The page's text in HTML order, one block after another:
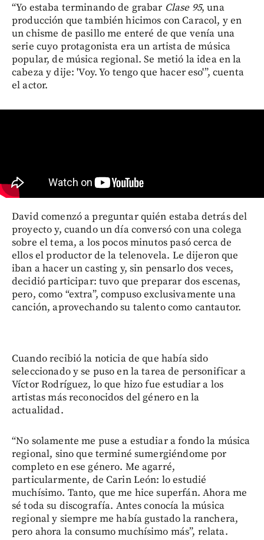
“Yo estaba terminando de grabar Clase 95, una
producción que también hicimos con Caracol, y en
un chisme de pasillo me enteré de que venía una
serie cuyo protagonista era un artista de música
popular, de música regional. Se metió la idea en la
cabeza y dije: 'Voy. Yo tengo que hacer eso'”, cuenta
el actor.
David comenzó a preguntar quién estaba detrás del
proyecto y, cuando un día conversó con una colega
sobre el tema, a los pocos minutos pasó cerca de
ellos el productor de la telenovela. Le dijeron que
iban a hacer un casting y, sin pensarlo dos veces,
decidió participar: tuvo que preparar dos escenas,
pero, como “extra”, compuso exclusivamente una
canción, aprovechando su talento como cantautor.
Cuando recibió la noticia de que había sido
seleccionado y se puso en la tarea de personificar a
Víctor Rodríguez, lo que hizo fue estudiar a los
artistas más reconocidos del género en la
actualidad.
“No solamente me puse a estudiar a fondo la música
regional, sino que terminé sumergiéndome por
completo en ese género. Me agarré,
particularmente, de Carin León: lo estudié
muchísimo. Tanto, que me hice superfán. Ahora me
sé toda su discografía. Antes conocía la música
regional y siempre me había gustado la ranchera,
pero ahora la consumo muchísimo más”, relata.